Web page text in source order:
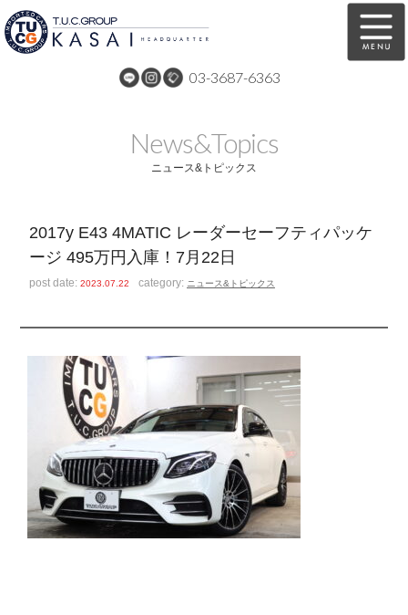
03-3687-6363
全国納車 特別作業
注文販売
スタッフ紹介
お問い合わせ 会社概要
スタッフblog
ホーム T.U.C.GROUP
News&Topics
ニュース&トピックス
2017y E43 4MATIC レーダーセーフティパッケ
ージ 495万円入庫！7月22日
post date:2023.07.22 category: ニュース&トピックス